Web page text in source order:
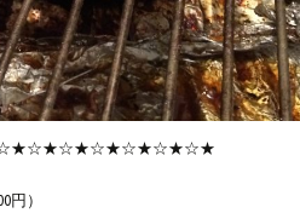
円）